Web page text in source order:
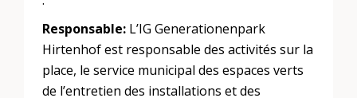
Responsable: L’IG Generationenpark
Hirtenhof est responsable des activités sur la
place, le service municipal des espaces verts
de l’entretien des installations et des